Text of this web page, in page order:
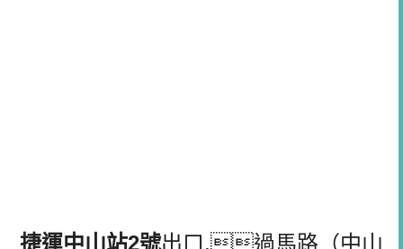
捷運中山站2號出口,過馬路（中山